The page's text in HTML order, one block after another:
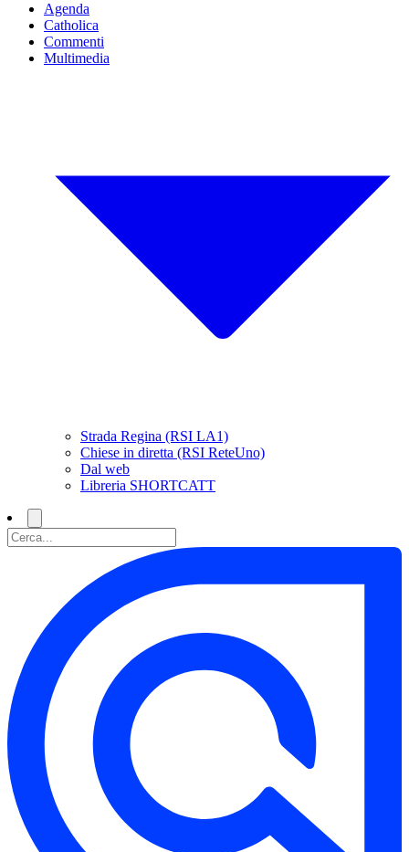
Agenda
Catholica
Commenti
Multimedia
Strada Regina (RSI LA1)
Chiese in diretta (RSI ReteUno)
Dal web
Libreria SHORTCATT